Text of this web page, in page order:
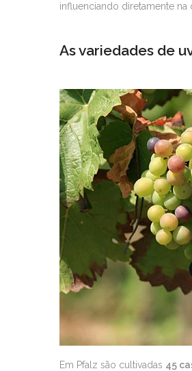
influenciando diretamente na
As variedades de
Em Pfalz são cultivadas 45